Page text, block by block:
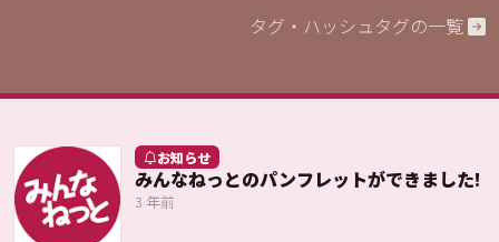
タグ・ハッシュタグの一覧
お知らせ
みんなねっとのパンフレットができました!
3 年前